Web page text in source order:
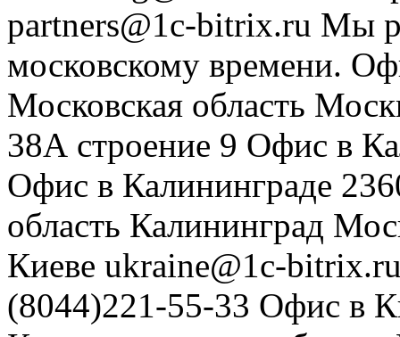
partners@1c-bitrix.ru Мы
московскому времени.
Московская область
38А строение 9 Офис в
Офис в Калининграде
область Калининград
Киеве ukraine@1c-
(8044)221-55-33 Офис в